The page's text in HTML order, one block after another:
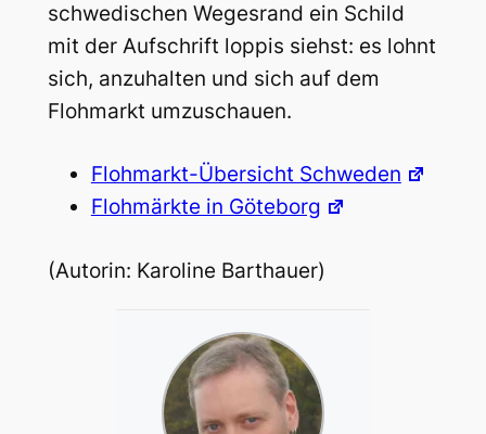
schwedischen Wegesrand ein Schild
mit der Aufschrift loppis siehst: es lohnt
sich, anzuhalten und sich auf dem
Flohmarkt umzuschauen.
Flohmarkt-Übersicht Schweden
Flohmärkte in Göteborg
(Autorin: Karoline Barthauer)